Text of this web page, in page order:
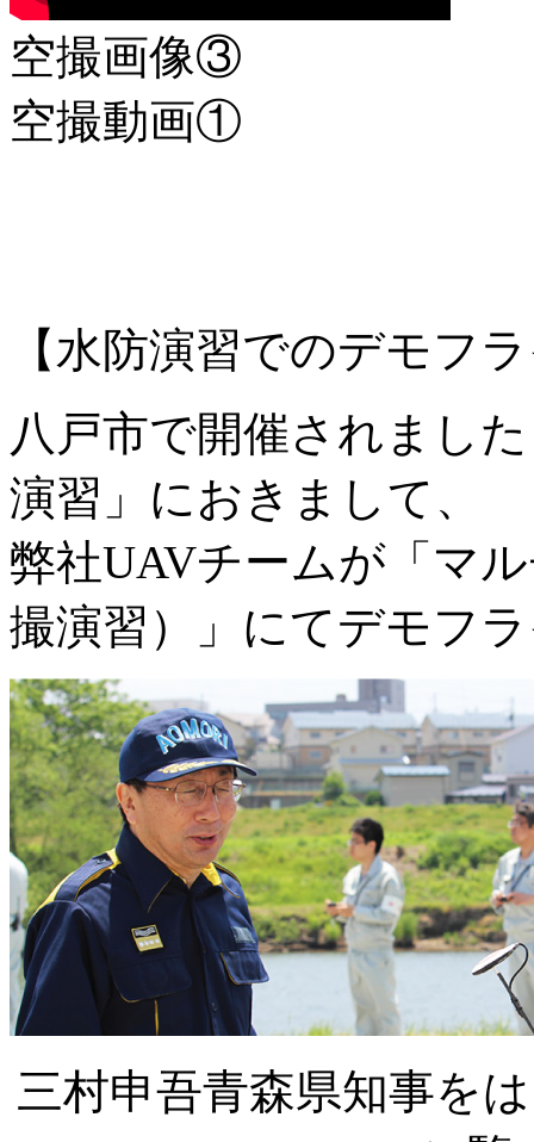
空撮画像③
空撮動画①
【水防演習でのデモフ
八戸市で開催されまし
演習」におきまして、
弊社UAVチームが「マ
撮演習）」にてデモフ
三村申吾青森県知事を